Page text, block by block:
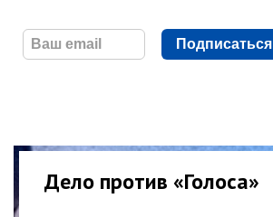
Подписаться
Дело против «Голоса»